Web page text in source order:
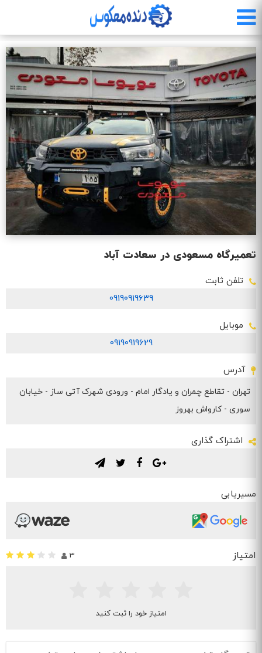
محتوای
اصلی
تعمیرگاه مسعودی در سعادت آباد
تلفن ثابت
09190919639
موبایل
09190919629
آدرس
تهران - تقاطع چمران و یادگار امام - ورودی شهرک آتی ساز - خیابان
سوری - کارواش بهروز
اشتراک گذاری
. . .
مسیریابی
3 امتیاز
امتیاز خود را ثبت کنید